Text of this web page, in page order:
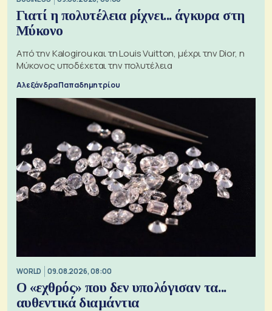
Γιατί η πολυτέλεια ρίχνει... άγκυρα στη
Μύκονο
Από την Kalogirou και τη Louis Vuitton, μέχρι την Dior, η
Μύκονος υποδέχεται την πολυτέλεια
Αλεξάνδρα Παπαδημητρίου
WORLD 09.08.2026, 08:00
Ο «εχθρός» που δεν υπολόγισαν τα...
αυθεντικά διαμάντια